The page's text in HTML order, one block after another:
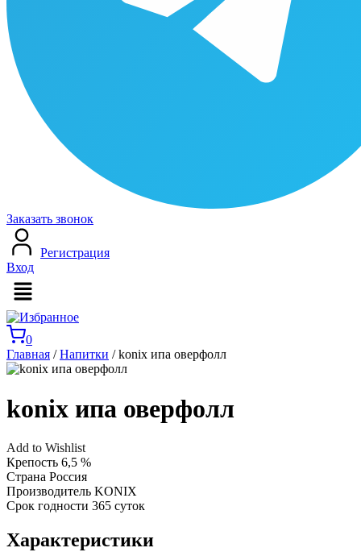
Заказать звонок
Вход
Регистрация
Меню
0
Главная /Напитки / konix ипа оверфолл
konix ипа оверфолл
Add to Wishlist
Крепость 6,5 %
Страна Россия
Производитель KONIX
Срок годности 365 суток
Характеристики